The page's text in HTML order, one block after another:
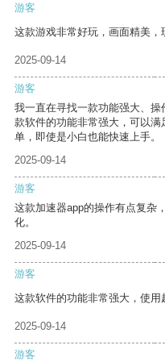
游客
这款游戏非常好玩，画面精美，
2025-09-14
游客
我一直在寻找一款功能强大、
款软件的功能非常强大，可以
单，即使是小白也能快速上手。
2025-09-14
游客
这款加速器app的操作有点复杂
化。
2025-09-14
游客
这款软件的功能非常强大，使用
2025-09-14
游客